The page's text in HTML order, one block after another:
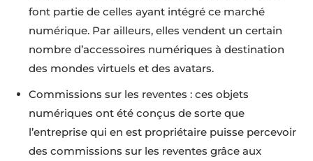
font partie de celles ayant intégré ce marché
numérique. Par ailleurs, elles vendent un certain
nombre d’accessoires numériques à destination
des mondes virtuels et des avatars.
Commissions sur les reventes : ces objets
numériques ont été conçus de sorte que
l’entreprise qui en est propriétaire puisse percevoir
des commissions sur les reventes grâce aux